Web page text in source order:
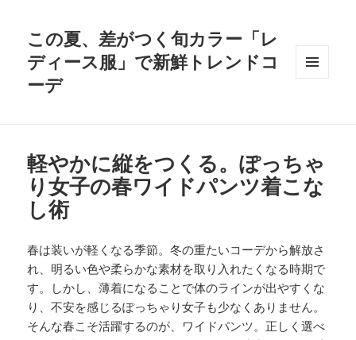
この夏、差がつく旬カラー「レ
ディース服」で新鮮トレンドコ
ーデ
軽やかに縦をつくる。ぽっちゃ
り女子の春ワイドパンツ着こな
し術
春は装いが軽くなる季節。冬の重たいコーデから解放さ
れ、明るい色や柔らかな素材を取り入れたくなる時期で
す。しかし、薄着になることで体のラインが出やすくな
り、不安を感じるぽっちゃり女子も少なくありません。
そんな春こそ活躍するのが、ワイドパンツ。正しく選べ